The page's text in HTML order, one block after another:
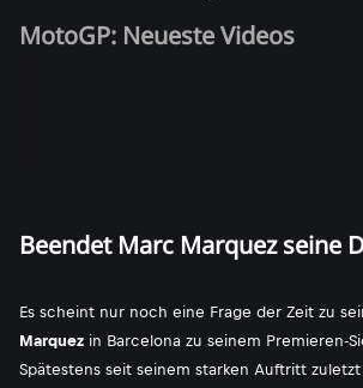
MotoGP: Neueste Videos
Beendet Marc Marquez seine
Es scheint nur noch eine Frage der Zeit zu
Marquez in Barcelona zu seinem Premieren-
Spätestens seit seinem starken Auftritt zuletzt